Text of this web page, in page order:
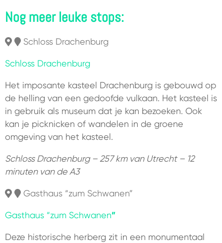
Nog meer leuke stops:
Schloss Drachenburg
Schloss Drachenburg
Het imposante kasteel Drachenburg is gebouwd op
de helling van een gedoofde vulkaan. Het kasteel is
in gebruik als museum dat je kan bezoeken. Ook
kan je picknicken of wandelen in de groene
omgeving van het kasteel.
Schloss Drachenburg – 257 km van Utrecht – 12
minuten van de A3
Gasthaus “zum Schwanen”
Gasthaus “zum Schwanen”
Deze historische herberg zit in een monumentaal